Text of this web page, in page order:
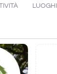
LUOGHI